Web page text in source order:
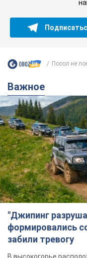
Посол не
Важное
"Джипинг
формировались
забили тревогу